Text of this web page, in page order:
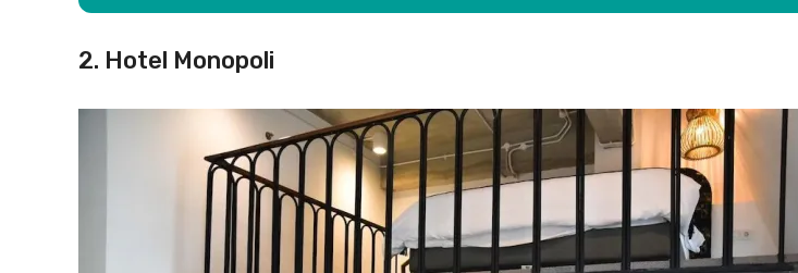
2. Hotel Monopoli